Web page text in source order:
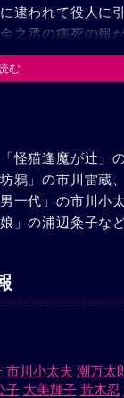
逮われて役人に
之丞の病死の報
寿は涙ながらに
む
怪猫逢魔が辻」
鴉」の市川雷蔵
一代」の市川小
」の浦辺粂子など
市川小太夫 潮万太
子 大美輝子 荒木忍